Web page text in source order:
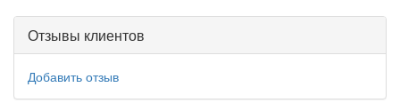
Отзывы клиентов
Добавить отзыв